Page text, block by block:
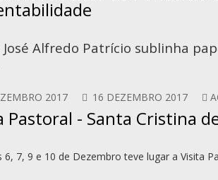
José Alfredo Patrício sublinha
2017
16 DEZEMBRO 2017
Pastoral - Santa Cristina
6, 7, 9 e 10 de Dezembro teve lugar a Visita